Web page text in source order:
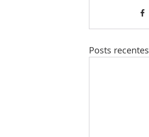
Posts recentes